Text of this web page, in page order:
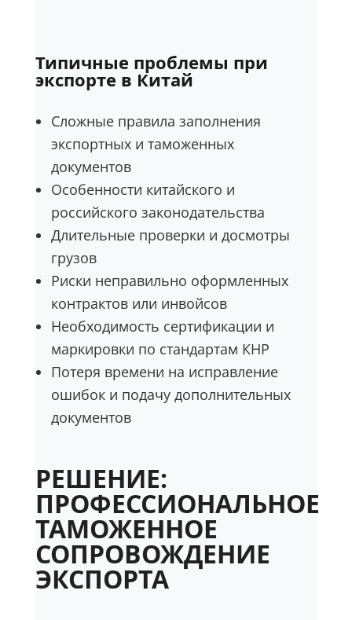
Типичные проблемы при
экспорте в Китай
Сложные правила заполнения
экспортных и таможенных
документов
Особенности китайского и
российского законодательства
Длительные проверки и досмотры
грузов
Риски неправильно оформленных
контрактов или инвойсов
Необходимость сертификации и
маркировки по стандартам КНР
Потеря времени на исправление
ошибок и подачу дополнительных
документов
РЕШЕНИЕ:
ПРОФЕССИОНАЛЬНОЕ
ТАМОЖЕННОЕ
СОПРОВОЖДЕНИЕ
ЭКСПОРТА